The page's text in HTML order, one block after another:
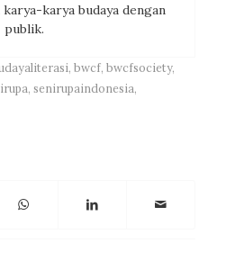
karya budaya dengan
publik.
, bwcf, bwcfsociety,
, senirupaindonesia,